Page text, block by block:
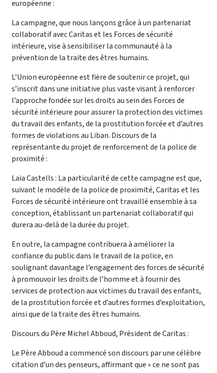
européenne :
La campagne, que nous lançons grâce à un partenariat
collaboratif avec Caritas et les Forces de sécurité
intérieure, vise à sensibiliser la communauté à la
prévention de la traite des êtres humains.
L’Union européenne est fière de soutenir ce projet, qui
s’inscrit dans une initiative plus vaste visant à renforcer
l’approche fondée sur les droits au sein des Forces de
sécurité intérieure pour assurer la protection des victimes
du travail des enfants, de la prostitution forcée et d’autres
formes de violations au Liban. Discours de la
représentante du projet de renforcement de la police de
proximité :
Laia Castells : La particularité de cette campagne est que,
suivant le modèle de la police de proximité, Caritas et les
Forces de sécurité intérieure ont travaillé ensemble à sa
conception, établissant un partenariat collaboratif qui
durera au-delà de la durée du projet.
En outre, la campagne contribuera à améliorer la
confiance du public dans le travail de la police, en
soulignant davantage l’engagement des forces de sécurité
à promouvoir les droits de l’homme et à fournir des
services de protection aux victimes du travail des enfants,
de la prostitution forcée et d’autres formes d’exploitation,
ainsi que de la traite des êtres humains.
Discours du Père Michel Abboud, Président de Caritas :
Le Père Abboud a commencé son discours par une célèbre
citation d’un des penseurs, affirmant que « ce ne sont pas